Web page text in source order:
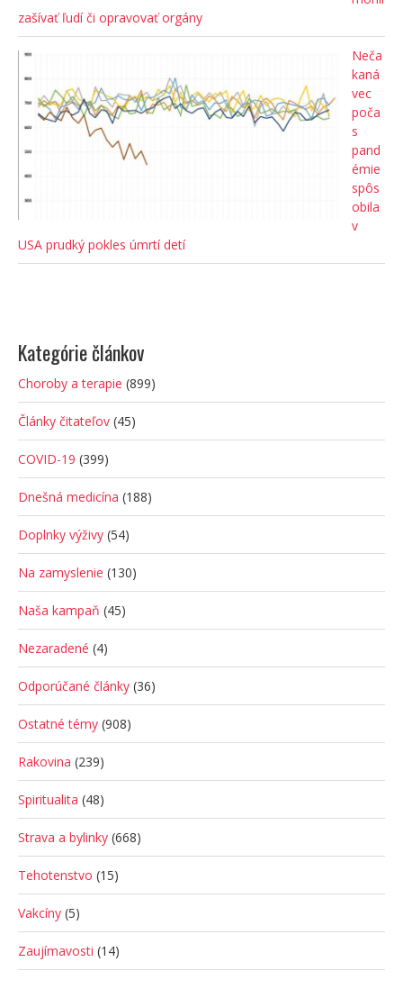
zašívať ľudí či opravovať orgány
Neča
kaná
vec
poča
s
pand
émie
spôs
obila
v
USA prudký pokles úmrtí detí
Kategórie článkov
Choroby a terapie (899)
Články čitateľov (45)
COVID-19 (399)
Dnešná medicína (188)
Doplnky výživy (54)
Na zamyslenie (130)
Naša kampaň (45)
Nezaradené (4)
Odporúčané články (36)
Ostatné témy (908)
Rakovina (239)
Spiritualita (48)
Strava a bylinky (668)
Tehotenstvo (15)
Vakcíny (5)
Zaujímavosti (14)